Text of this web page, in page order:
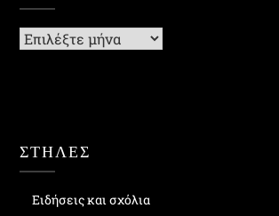
Ιστορικό
ΣΤΗΛΕΣ
Ειδήσεις και σχόλια